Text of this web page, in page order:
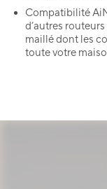
Compatibilité
d’autres
maillé dont les
toute votre